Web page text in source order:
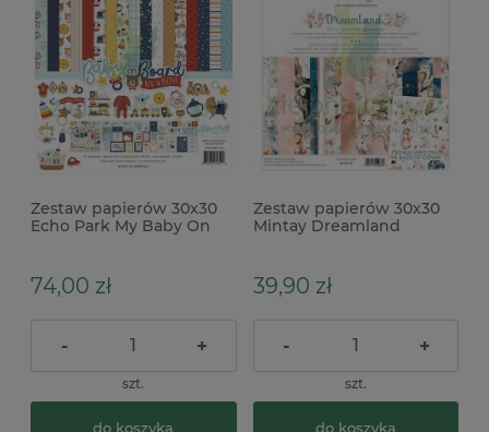
Zestaw papierów 30x30
Echo Park My Baby On
74,00 zł
- +
szt.
do koszyka
Zestaw papierów 30x30
Mintay Dreamland
39,90 zł
- +
szt.
do koszyka